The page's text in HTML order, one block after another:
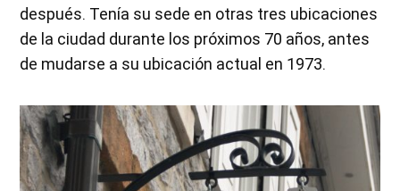
después. Tenía su sede en otras tres ubicaciones
de la ciudad durante los próximos 70 años, antes
de mudarse a su ubicación actual en 1973.